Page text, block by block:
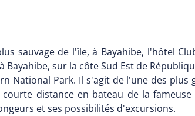
sauvage de l'île, à Bayahibe, l'hôtel
Bayahibe, sur la côte Sud Est de
National Park. Il s'agit de l'une des plus
courte distance en bateau de la
et ses possibilités d'excursions.